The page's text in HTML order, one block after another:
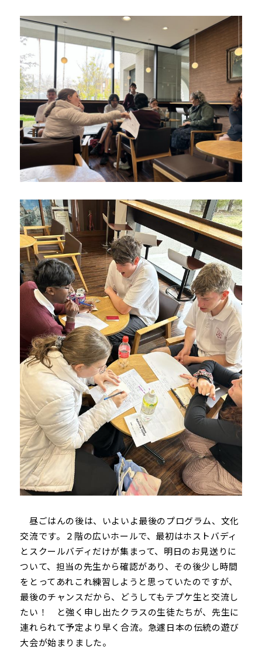
昼ごはんの後は、いよいよ最後のプログラム、文化
交流です。２階の広いホールで、最初はホストバディ
とスクールバディだけが集まって、明日のお見送りに
ついて、担当の先生から確認があり、その後少し時間
をとってあれこれ練習しようと思っていたのですが、
最後のチャンスだから、どうしてもテプケ生と交流し
たい！ と強く申し出たクラスの生徒たちが、先生に
連れられて予定より早く合流。急遽日本の伝統の遊び
大会が始まりました。